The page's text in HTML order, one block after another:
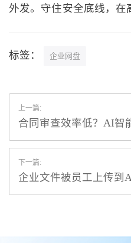
外发。守住安全底线，
标签： 企业网盘
上一篇:
合同审查效率低？AI智
下一篇:
企业文件被员工上传到